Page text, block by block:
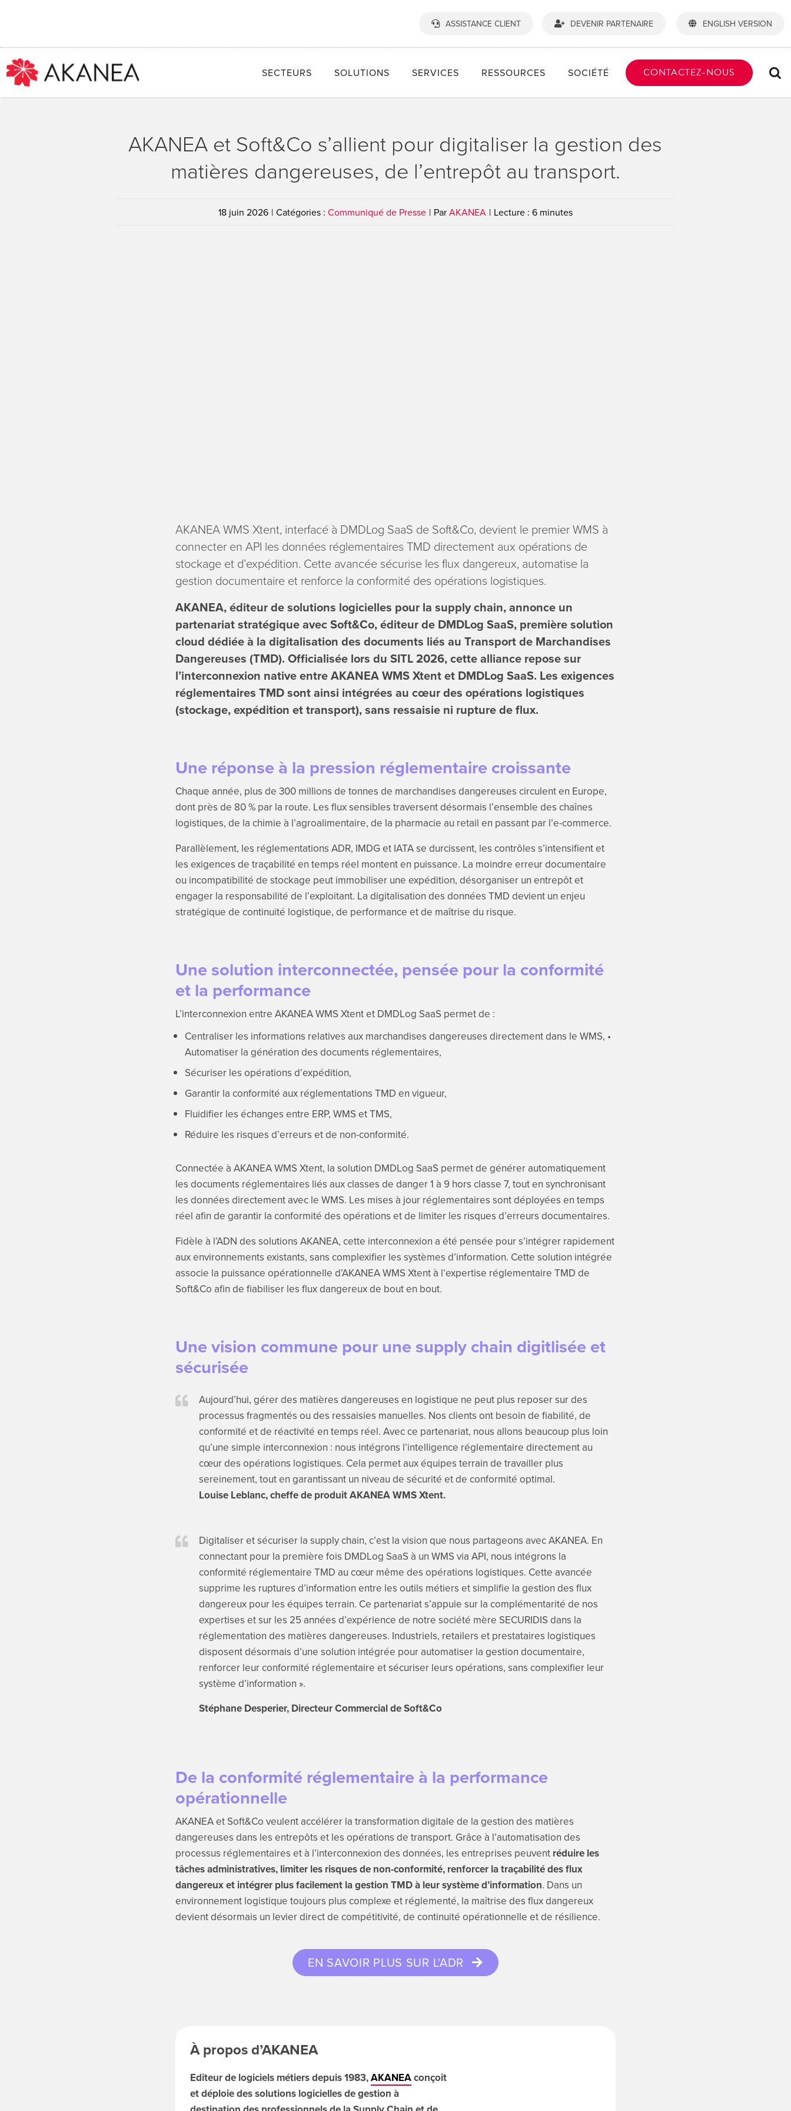
ASSISTANCE CLIENT DEVENIR PARTENAIRE ENGLISH VERSION
SECTEURS SOLUTIONS SERVICES RESSOURCES SOCIÉTÉ CONTACTEZ-NOUS
AKANEA et Soft&Co s’allient pour digitaliser la gestion des
matières dangereuses, de l’entrepôt au transport.
18 juin 2026 | Catégories : Communiqué de Presse | ParAKANEA | Lecture : 6 minutes
AKANEA WMS Xtent, interfacé à DMDLog SaaS de Soft&Co, devient le premier WMS à
connecter en API les données réglementaires TMD directement aux opérations de
stockage et d’expédition. Cette avancée sécurise les flux dangereux, automatise la
gestion documentaire et renforce la conformité des opérations logistiques.
AKANEA, éditeur de solutions logicielles pour la supply chain, annonce un
partenariat stratégique avec Soft&Co, éditeur de DMDLog SaaS, première solution
cloud dédiée à la digitalisation des documents liés au Transport de Marchandises
Dangereuses (TMD). Officialisée lors du SITL 2026, cette alliance repose sur
l’interconnexion native entre AKANEA WMS Xtent et DMDLog SaaS. Les exigences
réglementaires TMD sont ainsi intégrées au cœur des opérations logistiques
(stockage, expédition et transport), sans ressaisie ni rupture de flux.
Une réponse à la pression réglementaire croissante
Chaque année, plus de 300 millions de tonnes de marchandises dangereuses circulent en Europe,
dont près de 80 % par la route. Les flux sensibles traversent désormais l’ensemble des chaînes
logistiques, de la chimie à l’agroalimentaire, de la pharmacie au retail en passant par l’e-commerce.
Parallèlement, les réglementations ADR, IMDG et IATA se durcissent, les contrôles s’intensifient et
les exigences de traçabilité en temps réel montent en puissance. La moindre erreur documentaire
ou incompatibilité de stockage peut immobiliser une expédition, désorganiser un entrepôt et
engager la responsabilité de l’exploitant. La digitalisation des données TMD devient un enjeu
stratégique de continuité logistique, de performance et de maîtrise du risque.
Une solution interconnectée, pensée pour la conformité
et la performance
L’interconnexion entre AKANEA WMS Xtent et DMDLog SaaS permet de :
Centraliser les informations relatives aux marchandises dangereuses directement dans le WMS, •
Automatiser la génération des documents réglementaires,
Sécuriser les opérations d’expédition,
Garantir la conformité aux réglementations TMD en vigueur,
Fluidifier les échanges entre ERP, WMS et TMS,
Réduire les risques d’erreurs et de non-conformité.
Connectée à AKANEA WMS Xtent, la solution DMDLog SaaS permet de générer automatiquement
les documents réglementaires liés aux classes de danger 1 à 9 hors classe 7, tout en synchronisant
les données directement avec le WMS. Les mises à jour réglementaires sont déployées en temps
réel afin de garantir la conformité des opérations et de limiter les risques d’erreurs documentaires.
Fidèle à l’ADN des solutions AKANEA, cette interconnexion a été pensée pour s’intégrer rapidement
aux environnements existants, sans complexifier les systèmes d’information. Cette solution intégrée
associe la puissance opérationnelle d’AKANEA WMS Xtent à l’expertise réglementaire TMD de
Soft&Co afin de fiabiliser les flux dangereux de bout en bout.
Une vision commune pour une supply chain digitlisée et
sécurisée
Aujourd’hui, gérer des matières dangereuses en logistique ne peut plus reposer sur des
processus fragmentés ou des ressaisies manuelles. Nos clients ont besoin de fiabilité, de
conformité et de réactivité en temps réel. Avec ce partenariat, nous allons beaucoup plus loin
qu’une simple interconnexion : nous intégrons l’intelligence réglementaire directement au
cœur des opérations logistiques. Cela permet aux équipes terrain de travailler plus
sereinement, tout en garantissant un niveau de sécurité et de conformité optimal.
Louise Leblanc, cheffe de produit AKANEA WMS Xtent.
Digitaliser et sécuriser la supply chain, c’est la vision que nous partageons avec AKANEA. En
connectant pour la première fois DMDLog SaaS à un WMS via API, nous intégrons la
conformité réglementaire TMD au cœur même des opérations logistiques. Cette avancée
supprime les ruptures d’information entre les outils métiers et simplifie la gestion des flux
dangereux pour les équipes terrain. Ce partenariat s’appuie sur la complémentarité de nos
expertises et sur les 25 années d’expérience de notre société mère SECURIDIS dans la
réglementation des matières dangereuses. Industriels, retailers et prestataires logistiques
disposent désormais d’une solution intégrée pour automatiser la gestion documentaire,
renforcer leur conformité réglementaire et sécuriser leurs opérations, sans complexifier leur
système d’information ».
Stéphane Desperier, Directeur Commercial de Soft&Co
De la conformité réglementaire à la performance
opérationnelle
AKANEA et Soft&Co veulent accélérer la transformation digitale de la gestion des matières
dangereuses dans les entrepôts et les opérations de transport. Grâce à l’automatisation des
processus réglementaires et à l’interconnexion des données, les entreprises peuvent réduire les
tâches administratives, limiter les risques de non-conformité, renforcer la traçabilité des flux
dangereux et intégrer plus facilement la gestion TMD à leur système d’information. Dans un
environnement logistique toujours plus complexe et réglementé, la maîtrise des flux dangereux
devient désormais un levier direct de compétitivité, de continuité opérationnelle et de résilience.
EN SAVOIR PLUS SUR L'ADR
À propos d’AKANEA
Editeur de logiciels métiers depuis 1983,AKANEAconçoit
et déploie des solutions logicielles de gestion à